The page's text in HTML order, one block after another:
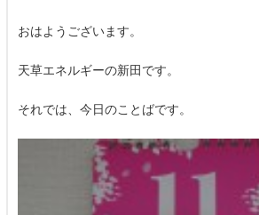
おはようございます。
天草エネルギーの新田です。
それでは、今日のことばです。